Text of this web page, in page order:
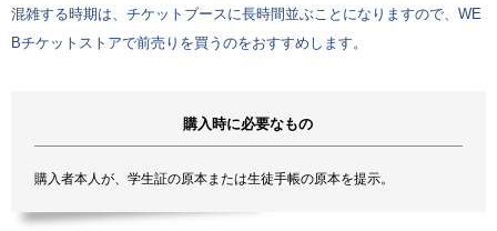
混雑する時期は、チケットブースに長時間並ぶことになりますので、WE
Bチケットストアで前売りを買うのをおすすめします。
購入時に必要なもの
購入者本人が、学生証の原本または生徒手帳の原本を提示。